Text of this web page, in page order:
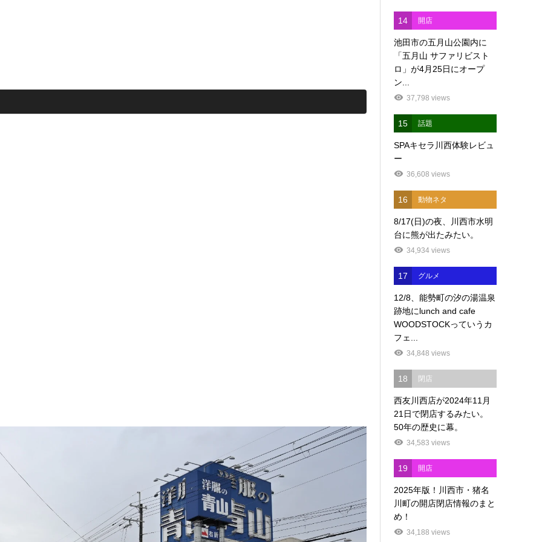
14 開店
池田市の五月山公園内に
「五月山 サファリビスト
ロ」が4月25日にオープ
ン...
37,798 views
15 話題
SPAキセラ川西体験レビュ
ー
36,608 views
16 動物ネタ
8/17(日)の夜、川西市水明
台に熊が出たみたい。
34,934 views
17 グルメ
12/8、能勢町の汐の湯温泉
跡地にlunch and cafe
WOODSTOCKっていうカ
フェ...
34,848 views
18 閉店
西友川西店が2024年11月
21日で閉店するみたい。
50年の歴史に幕。
34,583 views
19 開店
2025年版！川西市・猪名
川町の開店閉店情報のまと
め！
34,188 views